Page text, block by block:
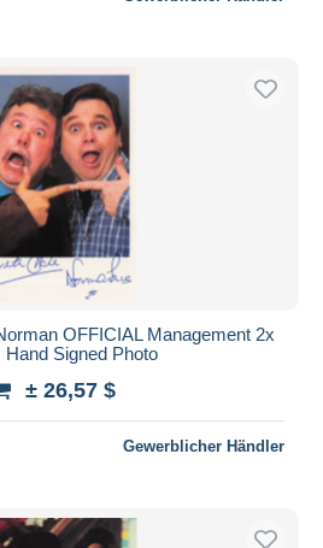
OFFICIAL Management 2x
Hand Signed Photo
± 26,57 $
Gewerblicher Händler